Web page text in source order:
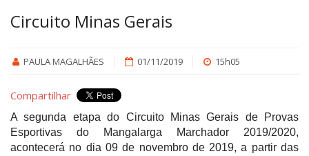
Circuito Minas Gerais
PAULA MAGALHÃES 01/11/2019 15h05
Compartilhar
A segunda etapa do Circuito Minas Gerais de Provas
Esportivas do Mangalarga Marchador 2019/2020,
acontecerá no dia 09 de novembro de 2019, a partir das